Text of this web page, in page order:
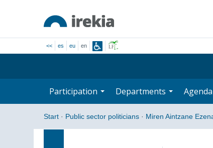
<< es eu en
Participation Departments Agenda
Start · Public sector politicians · Miren Aintzane